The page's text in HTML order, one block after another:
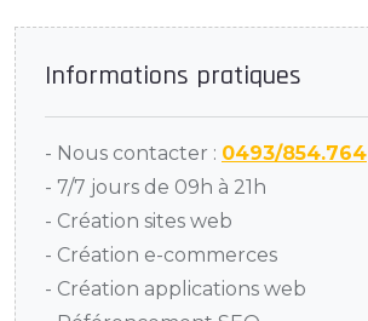
Informations pratiques
- Nous contacter : 0493/854.764
- 7/7 jours de 09h à 21h
- Création sites web
- Création e-commerces
- Création applications web